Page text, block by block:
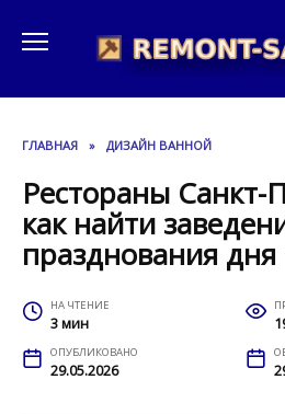
содержанию
ГЛАВНАЯ » ДИЗАЙН ВАННОЙ
Рестораны Санкт-
как найти
празднования
НА ЧТЕНИЕ
3 мин
ОПУБЛИКОВАНО
29.05.2026